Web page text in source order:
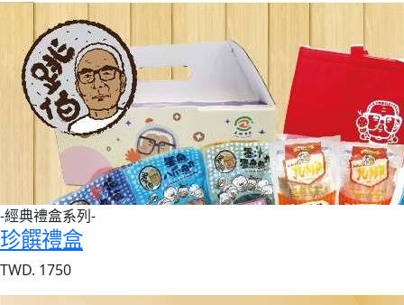
-經典禮盒系列-
珍饌禮盒
TWD. 1750